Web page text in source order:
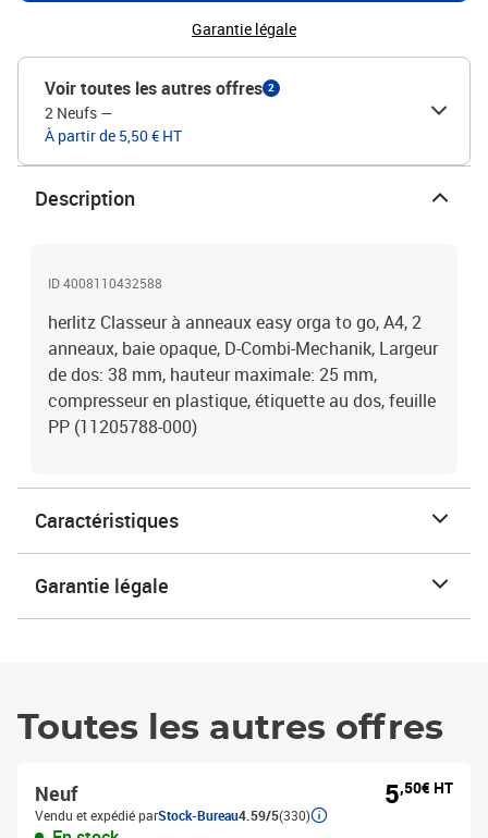
Garantie légale
Voir toutes les autres offres 2
2 Neufs —
À partir de 5,50 € HT
Description
ID 4008110432588
herlitz Classeur à anneaux easy orga to go, A4, 2
anneaux, baie opaque, D-Combi-Mechanik, Largeur
de dos: 38 mm, hauteur maximale: 25 mm,
compresseur en plastique, étiquette au dos, feuille
PP (11205788-000)
Caractéristiques
Garantie légale
Toutes les autres offres
Neuf
Vendu et expédié parStock-Bureau4.59/5(330)
5,50€ HT